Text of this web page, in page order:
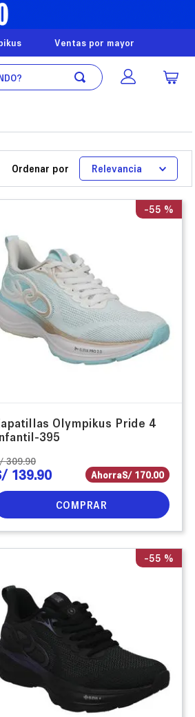
Ventas por mayor
Ordenar por Relevancia
-55 %
Olympikus Pride 4
395
309.90
139.90 AhorraS/ 170.00
COMPRAR
-55 %